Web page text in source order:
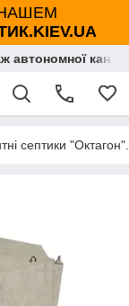
септики